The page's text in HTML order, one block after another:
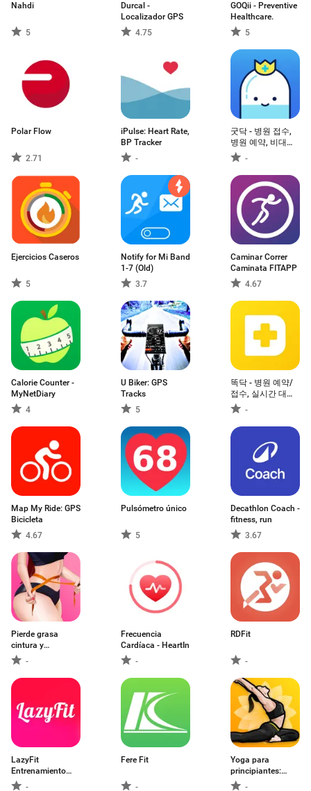
Nahdi
5
Durcal -
Localizador GPS
4.75
GOQii - Preventive
Healthcare.
5
Polar Flow
2.71
iPulse: Heart Rate,
BP Tracker
-
굿닥 - 병원 접수,
병원 예약, 비대면
진료 필수 앱
-
Ejercicios Caseros
5
Notify for Mi Band
1-7 (Old)
3.7
Caminar Correr
Caminata FITAPP
4.67
Calorie Counter -
MyNetDiary
4
U Biker: GPS
Tracks
5
똑닥 - 병원 예약/
접수, 실시간 대기
순서 -
Map My Ride: GPS
Bicicleta
4.67
Pulsómetro único
5
Decathlon Coach -
fitness, run
3.67
Pierde grasa
cintura y
abdomen
-
Frecuencia
Cardíaca - HeartIn
-
RDFit
-
LazyFit
Entrenamiento
Perezoso
-
Fere Fit
-
Yoga para
principiantes:
yoga-